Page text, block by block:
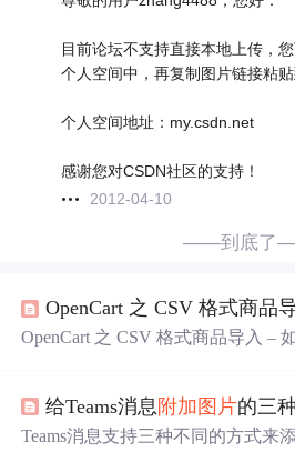
目前论坛不支持直接本地上传，
个人空间中，再复制图片链接粘贴
个人空间地址：my.csdn.net
感谢您对CSDN社区的支持！
2012-04-10
——到底了
OpenCart 之 CSV 格式商品导入 –
给Teams消息 附加 图片的三
Teams消息支持三种不同的方式来